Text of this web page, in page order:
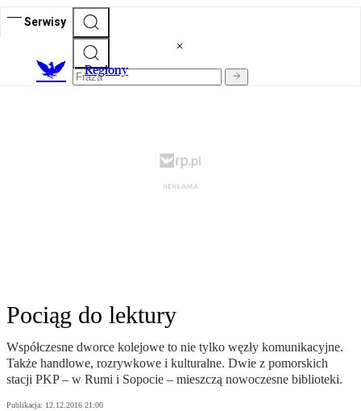
Serwisy
Regiony
Pociąg do lektury
Współczesne dworce kolejowe to nie tylko węzły komunikacyjne.
Także handlowe, rozrywkowe i kulturalne. Dwie z pomorskich
stacji PKP – w Rumi i Sopocie – mieszczą nowoczesne biblioteki.
Publikacja: 12.12.2016 21:00